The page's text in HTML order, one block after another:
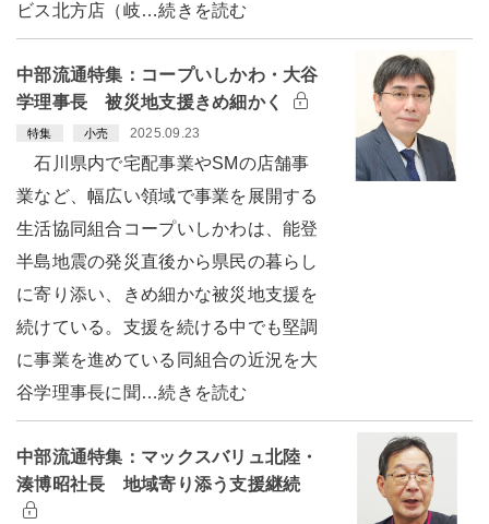
ビス北方店（岐…続きを読む
中部流通特集：コープいしかわ・大谷
学理事長 被災地支援きめ細かく
特集 小売 2025.09.23
石川県内で宅配事業やSMの店舗事
業など、幅広い領域で事業を展開する
生活協同組合コープいしかわは、能登
半島地震の発災直後から県民の暮らし
に寄り添い、きめ細かな被災地支援を
続けている。支援を続ける中でも堅調
に事業を進めている同組合の近況を大
谷学理事長に聞…続きを読む
中部流通特集：マックスバリュ北陸・
湊博昭社長 地域寄り添う支援継続